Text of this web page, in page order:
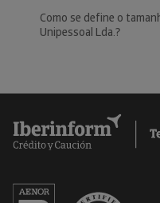
Como se define o
Unipessoal Lda.?